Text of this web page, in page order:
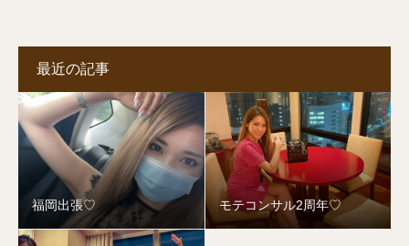
最近の記事
福岡出張♡ モテコンサル2周年♡